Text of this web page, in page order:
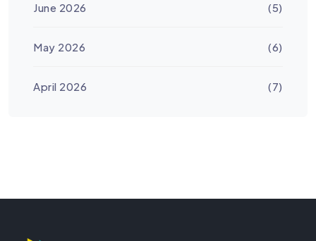
June 2026 (5)
May 2026 (6)
April 2026 (7)